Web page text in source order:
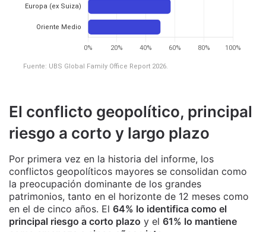
Fuente: UBS Global Family Office Report 2026.
El conflicto geopolítico, principal
riesgo a corto y largo plazo
Por primera vez en la historia del informe, los
conflictos geopolíticos mayores se consolidan como
la preocupación dominante de los grandes
patrimonios, tanto en el horizonte de 12 meses como
en el de cinco años. El 64% lo identifica como el
principal riesgo a corto plazo y el 61% lo mantiene